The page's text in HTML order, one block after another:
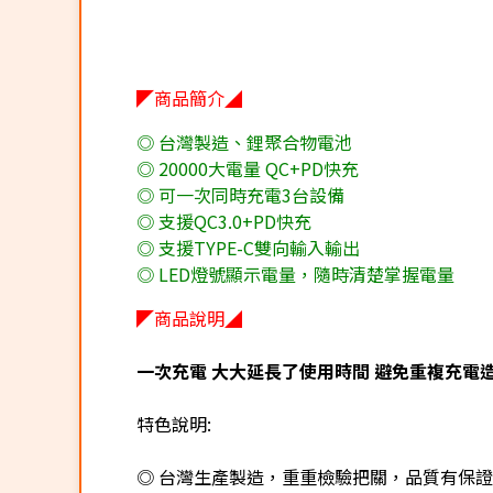
◤商品簡介◢
◎ 台灣製造、鋰聚合物電池
◎ 20000大電量 QC+PD快充
◎ 可一次同時充電3台設備
◎ 支援QC3.0+PD快充
◎ 支援TYPE-C雙向輸入輸出
◎ LED燈號顯示電量，隨時清楚掌握電量
◤商品說明◢
一次充電 大大延長了使用時間 避免重複充電
特色說明:
◎ 台灣生產製造，重重檢驗把關，品質有保證